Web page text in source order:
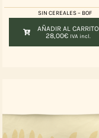
SIN CEREALES – BOF
AÑADIR AL CARRITO
28,00€ IVA incl.